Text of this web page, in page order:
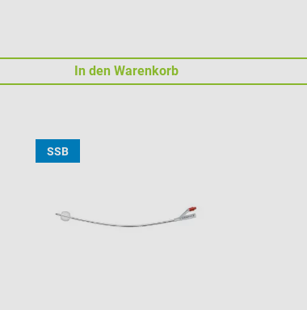
In den Warenkorb
SSB